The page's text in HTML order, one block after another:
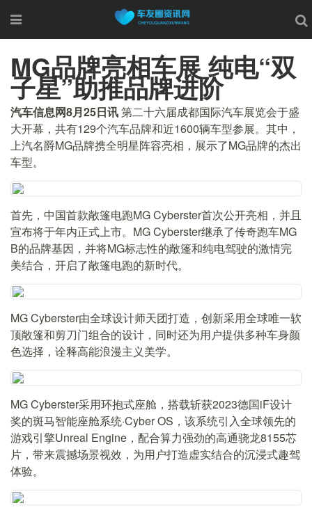
MG品牌亮相车展 纯电“双
子星”助推品牌进阶
汽车信息网8月25日讯第二十六届成都国际汽车展览会于盛
大开幕，共有129个汽车品牌和近1600辆车型参展。其中，
上汽名爵MG品牌携全明星阵容亮相，展示了MG品牌的杰出
车型。
首先，中国首款敞篷电跑MG Cyberster首次公开亮相，并且
宣布将于年内正式上市。MG Cyberster继承了传奇跑车MG
B的品牌基因，并将MG标志性的敞篷和纯电驾驶的激情完
美结合，开启了敞篷电跑的新时代。
MG Cyberster由全球设计师天团打造，创新采用全球唯一软
顶敞篷和剪刀门组合的设计，同时还为用户提供多种车身颜
色选择，诠释高能浪漫主义美学。
MG Cyberster采用环抱式座舱，搭载斩获2023德国iF设计
奖的斑马智能座舱系统·Cyber OS，该系统引入全球领先的
游戏引擎Unreal Engine，配合算力强劲的高通骁龙8155芯
片，带来震撼场景视效，为用户打造虚实结合的沉浸式趣驾
体验。